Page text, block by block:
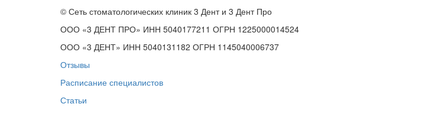
© Сеть стоматологических клиник 3 Дент и 3 Дент Про
ООО «3 ДЕНТ ПРО» ИНН 5040177211 ОГРН 1225000014524
ООО «3 ДЕНТ» ИНН 5040131182 ОГРН 1145040006737
Отзывы
Расписание специалистов
Статьи